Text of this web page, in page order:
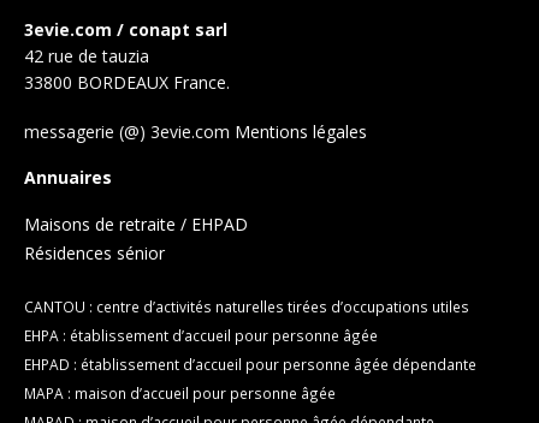
3evie.com / conapt sarl
42 rue de tauzia
33800 BORDEAUX France.
messagerie (@) 3evie.com Mentions légales
Annuaires
Maisons de retraite / EHPAD
Résidences sénior
CANTOU : centre d’activités naturelles tirées d’occupations utiles
EHPA : établissement d’accueil pour personne âgée
EHPAD : établissement d’accueil pour personne âgée dépendante
MAPA : maison d’accueil pour personne âgée